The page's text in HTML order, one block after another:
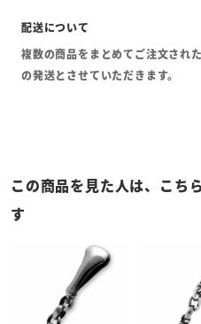
複数の商品をまとめてご注文され
の発送とさせていただきます。
この商品を見た人は、こち
す